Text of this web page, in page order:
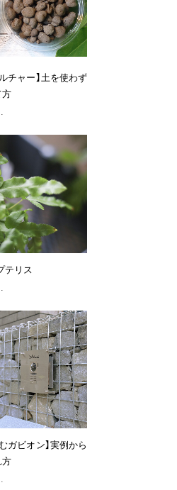
チャー】土を使わず
方
テリス
ガビオン】実例から
方